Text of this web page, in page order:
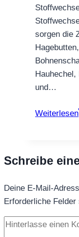
sorgen die
und…
Weiterlesen
Schreibe
Deine E-Mail-
Erforderliche Felder